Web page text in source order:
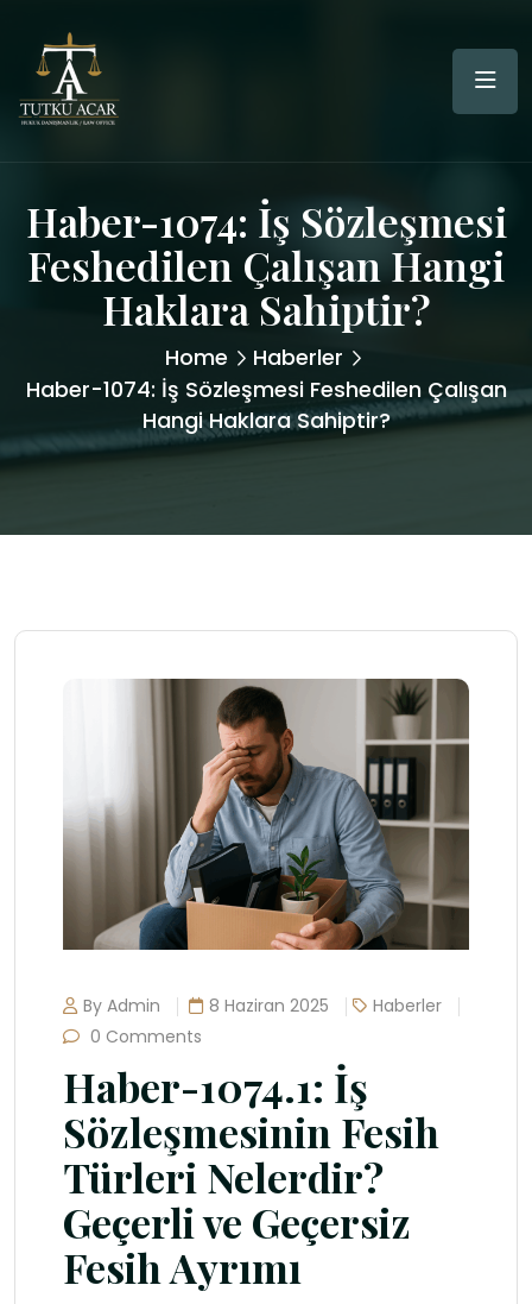
Haber-1074: İş Sözleşmesi
Feshedilen Çalışan Hangi
Haklara Sahiptir?
Home
Haberler
Haber-1074: İş Sözleşmesi Feshedilen Çalışan
Hangi Haklara Sahiptir?
By Admin 8 Haziran 2025
Haberler
0 Comments
Haber-1074.1: İş
Sözleşmesinin Fesih
Türleri Nelerdir?
Geçerli ve Geçersiz
Fesih Ayrımı